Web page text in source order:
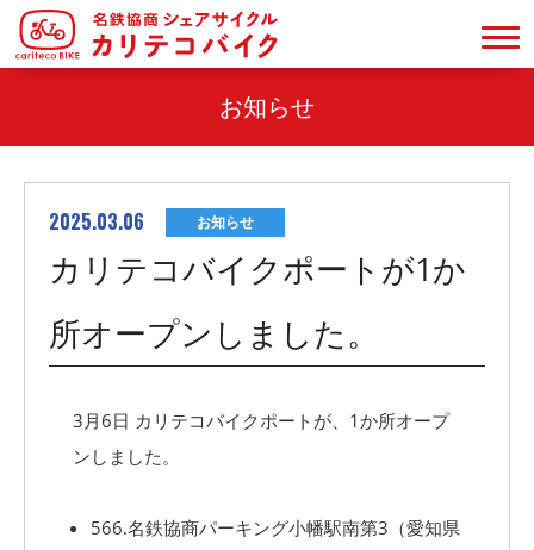
お知らせ
2025.03.06 お知らせ
カリテコバイクポートが1か
所オープンしました。
3月6日 カリテコバイクポートが、1か所オープ
ンしました。
566.名鉄協商パーキング小幡駅南第3（愛知県